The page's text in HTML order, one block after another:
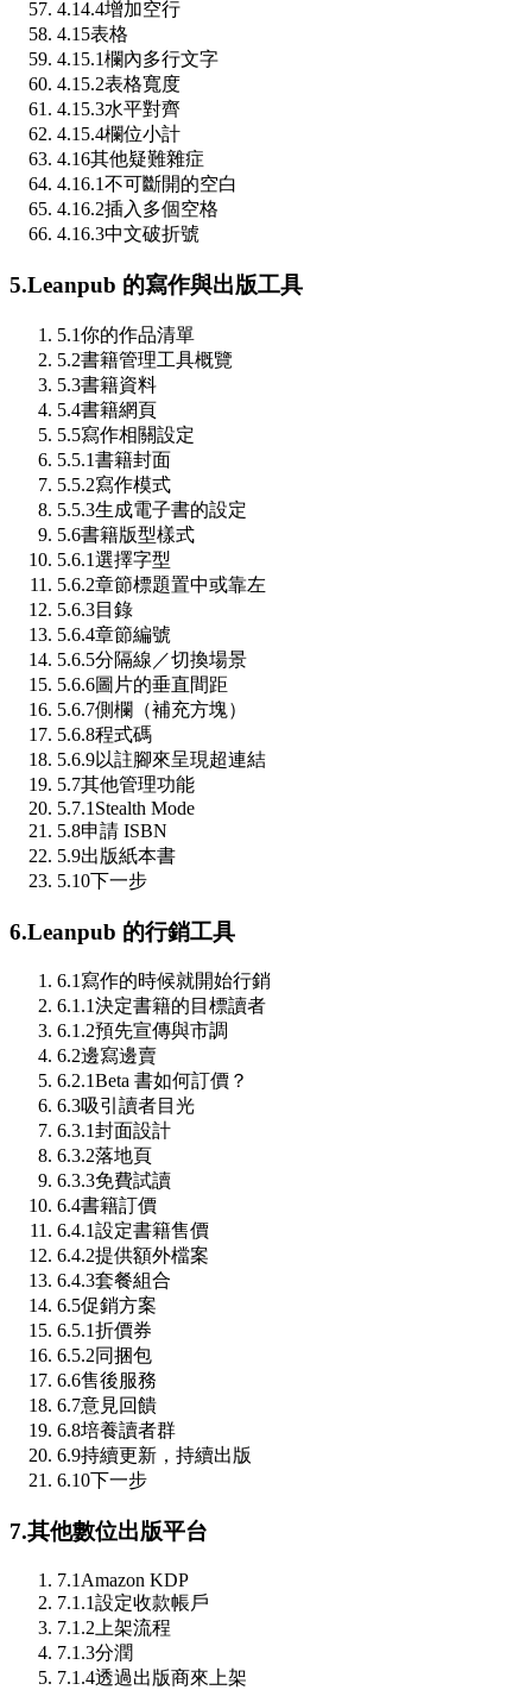
4.14.4增加空行
4.15表格
4.15.1欄內多行文字
4.15.2表格寬度
4.15.3水平對齊
4.15.4欄位小計
4.16其他疑難雜症
4.16.1不可斷開的空白
4.16.2插入多個空格
4.16.3中文破折號
5.Leanpub 的寫作與出版工具
5.1你的作品清單
5.2書籍管理工具概覽
5.3書籍資料
5.4書籍網頁
5.5寫作相關設定
5.5.1書籍封面
5.5.2寫作模式
5.5.3生成電子書的設定
5.6書籍版型樣式
5.6.1選擇字型
5.6.2章節標題置中或靠左
5.6.3目錄
5.6.4章節編號
5.6.5分隔線／切換場景
5.6.6圖片的垂直間距
5.6.7側欄（補充方塊）
5.6.8程式碼
5.6.9以註腳來呈現超連結
5.7其他管理功能
5.7.1 Stealth Mode
5.8申請 ISBN
5.9出版紙本書
5.10下一步
6.Leanpub 的行銷工具
6.1 寫作的時候就開始行銷
6.1.1決定書籍的目標讀者
6.1.2預先宣傳與市調
6.2邊寫邊賣
6.2.1Beta 書如何訂價？
6.3吸引讀者目光
6.3.1封面設計
6.3.2落地頁
6.3.3免費試讀
6.4書籍訂價
6.4.1設定書籍售價
6.4.2提供額外檔案
6.4.3套餐組合
6.5促銷方案
6.5.1折價券
6.5.2同捆包
6.6售後服務
6.7意見回饋
6.8培養讀者群
6.9持續更新，持續出版
6.10下一步
7.其他數位出版平台
7.1 Amazon KDP
7.1.1設定收款帳戶
7.1.2 上架流程
7.1.3分潤
7.1.4透過出版商來上架